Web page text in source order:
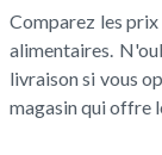
Comparez les
alimentaires.
livraison si vous
magasin qui offre